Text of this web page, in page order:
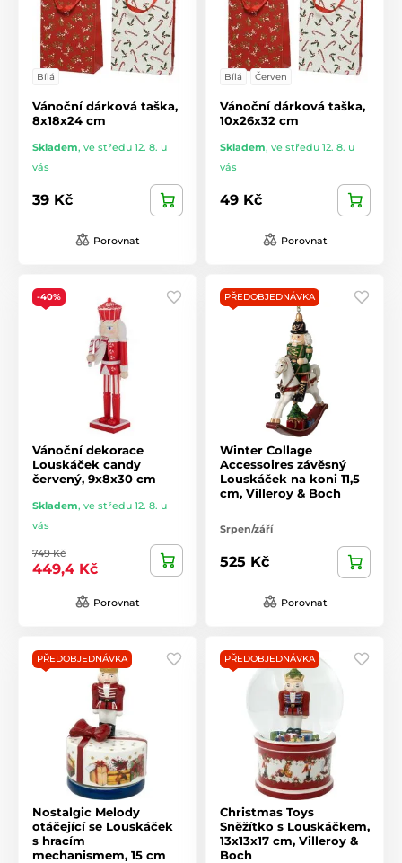
Bílá
Vánoční dárková taška,
8x18x24 cm
Skladem, ve středu 12. 8. u
vás
39 Kč
Porovnat
Bílá Červen
Vánoční dárková taška,
10x26x32 cm
Skladem, ve středu 12. 8. u
vás
49 Kč
Porovnat
-40%
Vánoční dekorace
Louskáček candy
červený, 9x8x30 cm
Skladem, ve středu 12. 8. u
vás
749 Kč
449,4 Kč
Porovnat
PŘEDOBJEDNÁVKA
Winter Collage
Accessoires závěsný
Louskáček na koni 11,5
cm, Villeroy & Boch
Srpen/září
525 Kč
Porovnat
PŘEDOBJEDNÁVKA
Nostalgic Melody
otáčející se Louskáček
s hracím
mechanismem, 15 cm
PŘEDOBJEDNÁVKA
Christmas Toys
Sněžítko s Louskáčkem,
13x13x17 cm, Villeroy &
Boch